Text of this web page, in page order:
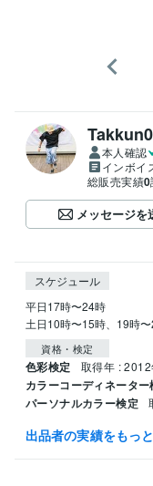
Takkun0
本人確認
インボイ
総販売実績0
メッセージを
スケジュール
平日17時〜24時
土日10時〜15時、19時
資格・検定
色彩検定 取得年 :
カラーコーディネーター
パーソナルカラー検定
得意分野
出品者の実績をもっ